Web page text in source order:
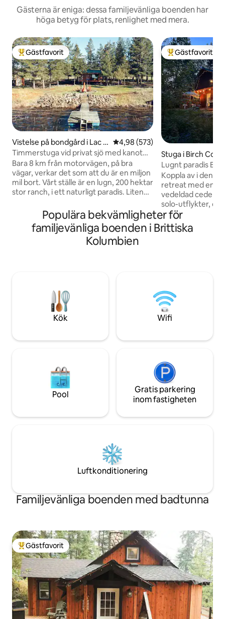
Gästerna är eniga: dessa familjevänliga boenden har
höga betyg för plats, renlighet med mera.
Populär gästfavorit
Gästfavorit
Vistelse på bondgård i Lac la
Hache
4,98 av 5 i genomsnittligt
4,98 (573)
Timmerstuga vid privat sjö med kanot
och kajaker
Bara 8 km från motorvägen, på bra
vägar, verkar det som att du är en miljon
mil bort. Vårt ställe är en lugn, 200 hektar
stor ranch, i ett naturligt paradis. Liten
min till 2 större städer med alla
bekvämligheter. Helt privat, vid vattnet
med diverse mycket vänliga djur på
plats. Med bara 2 stugor, 80 m från
Populär
Gästfavorit
Stuga i Birch Cove
Lugnt paradis
bastu
Koppla av i
retreat med en
vedeldad
solo-utflykter,
arbetsplatser;
blandar
återställande
runt på boendet. Ta en 15 minuters
naturskön resa
staden Barrhead
Populära bekvämligheter för
familjevänliga boenden i Brittiska
Kolumbien
Kök Wifi
Pool
Gratis parkering
inom fastigheten
Luftkonditionering
Familjevänliga boenden med badtunna
Populär gästfavorit
Gästfavorit